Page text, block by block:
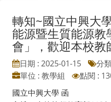
轉知~國立中興大
能源暨生質能源教
會」，歡迎本校教
日期 : 2025-01-15
分
單位 : 教學組
點閱 :
國立中興大學 函